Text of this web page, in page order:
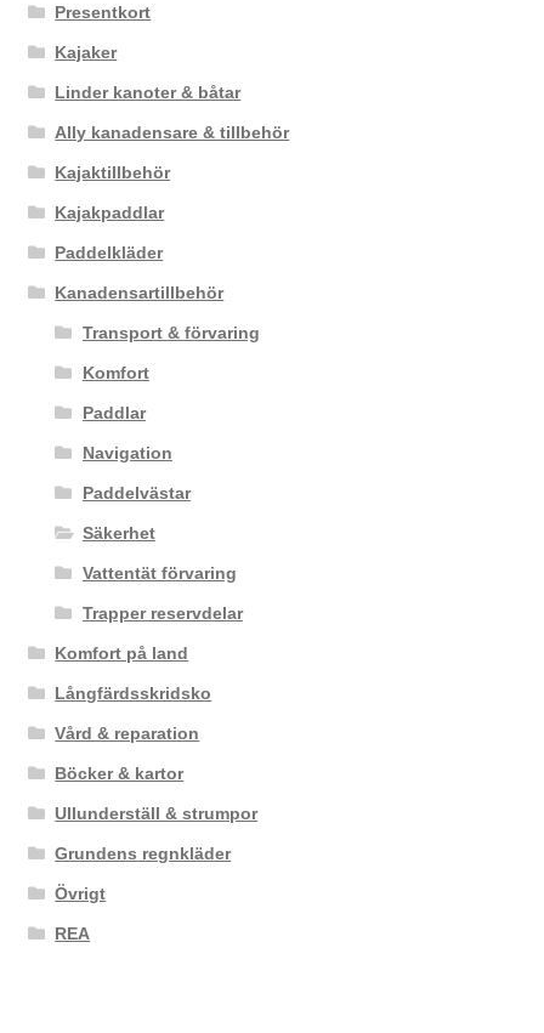
Presentkort
Kajaker
Linder kanoter & båtar
Ally kanadensare & tillbehör
Kajaktillbehör
Kajakpaddlar
Paddelkläder
Kanadensartillbehör
Transport & förvaring
Komfort
Paddlar
Navigation
Paddelvästar
Säkerhet
Vattentät förvaring
Trapper reservdelar
Komfort på land
Långfärdsskridsko
Vård & reparation
Böcker & kartor
Ullunderställ & strumpor
Grundens regnkläder
Övrigt
REA